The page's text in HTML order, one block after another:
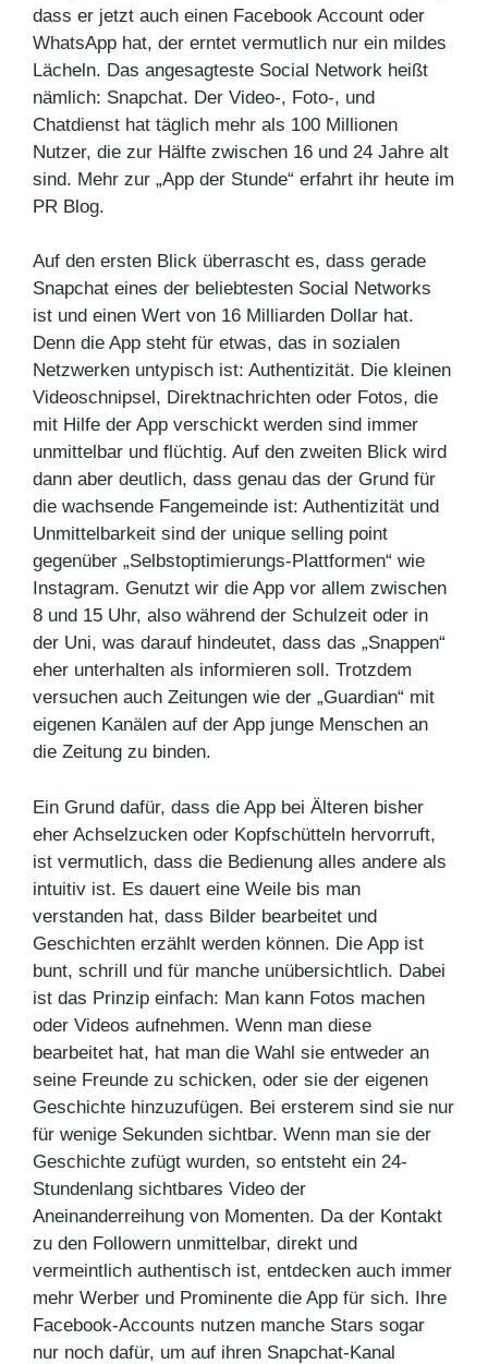
dass er jetzt auch einen Facebook Account oder
WhatsApp hat, der erntet vermutlich nur ein mildes
Lächeln. Das angesagteste Social Network heißt
nämlich: Snapchat. Der Video-, Foto-, und
Chatdienst hat täglich mehr als 100 Millionen
Nutzer, die zur Hälfte zwischen 16 und 24 Jahre alt
sind. Mehr zur „App der Stunde“ erfahrt ihr heute im
PR Blog.
Auf den ersten Blick überrascht es, dass gerade
Snapchat eines der beliebtesten Social Networks
ist und einen Wert von 16 Milliarden Dollar hat.
Denn die App steht für etwas, das in sozialen
Netzwerken untypisch ist: Authentizität. Die kleinen
Videoschnipsel, Direktnachrichten oder Fotos, die
mit Hilfe der App verschickt werden sind immer
unmittelbar und flüchtig. Auf den zweiten Blick wird
dann aber deutlich, dass genau das der Grund für
die wachsende Fangemeinde ist: Authentizität und
Unmittelbarkeit sind der unique selling point
gegenüber „Selbstoptimierungs-Plattformen“ wie
Instagram. Genutzt wir die App vor allem zwischen
8 und 15 Uhr, also während der Schulzeit oder in
der Uni, was darauf hindeutet, dass das „Snappen“
eher unterhalten als informieren soll. Trotzdem
versuchen auch Zeitungen wie der „Guardian“ mit
eigenen Kanälen auf der App junge Menschen an
die Zeitung zu binden.
Ein Grund dafür, dass die App bei Älteren bisher
eher Achselzucken oder Kopfschütteln hervorruft,
ist vermutlich, dass die Bedienung alles andere als
intuitiv ist. Es dauert eine Weile bis man
verstanden hat, dass Bilder bearbeitet und
Geschichten erzählt werden können. Die App ist
bunt, schrill und für manche unübersichtlich. Dabei
ist das Prinzip einfach: Man kann Fotos machen
oder Videos aufnehmen. Wenn man diese
bearbeitet hat, hat man die Wahl sie entweder an
seine Freunde zu schicken, oder sie der eigenen
Geschichte hinzuzufügen. Bei ersterem sind sie nur
für wenige Sekunden sichtbar. Wenn man sie der
Geschichte zufügt wurden, so entsteht ein 24-
Stundenlang sichtbares Video der
Aneinanderreihung von Momenten. Da der Kontakt
zu den Followern unmittelbar, direkt und
vermeintlich authentisch ist, entdecken auch immer
mehr Werber und Prominente die App für sich. Ihre
Facebook-Accounts nutzen manche Stars sogar
nur noch dafür, um auf ihren Snapchat-Kanal